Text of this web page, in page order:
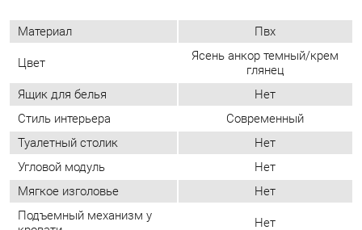
Стиль интерьера
Современный
Туалетный столик
Нет
Угловой модуль
Нет
Мягкое изголовье
Нет
Подъемный механизм у
кровати
Нет
ОТЗЫВЫ
Пока нет отзывов, поделитесь первым своим мнением.